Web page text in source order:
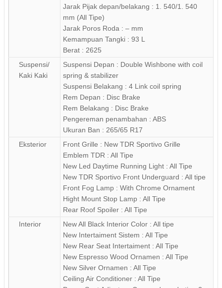
Jarak Pijak depan/belakang : 1. 540/1. 540
mm (All Tipe)
Jarak Poros Roda : – mm
Kemampuan Tangki : 93 L
Berat : 2625
Suspensi/
Kaki Kaki
Suspensi Depan : Double Wishbone with coil
spring & stabilizer
Suspensi Belakang : 4 Link coil spring
Rem Depan : Disc Brake
Rem Belakang : Disc Brake
Pengereman penambahan : ABS
Ukuran Ban : 265/65 R17
Eksterior
Front Grille : New TDR Sportivo Grille
Emblem TDR : All Tipe
New Led Daytime Running Light : All Tipe
New TDR Sportivo Front Underguard : All tipe
Front Fog Lamp : With Chrome Ornament
Hight Mount Stop Lamp : All Tipe
Rear Roof Spoiler : All Tipe
Interior
New All Black Interior Color : All tipe
New Intertaiment Sistem : All Tipe
New Rear Seat Intertaiment : All Tipe
New Espresso Wood Ornamen : All Tipe
New Silver Ornamen : All Tipe
Ceiling Air Conditioner : All Tipe